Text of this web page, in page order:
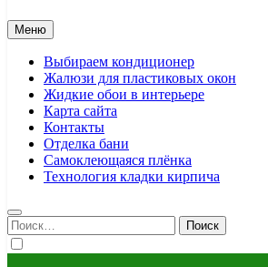
Меню
Выбираем кондиционер
Жалюзи для пластиковых окон
Жидкие обои в интерьере
Карта сайта
Контакты
Отделка бани
Самоклеющаяся плёнка
Технология кладки кирпича
Найти: